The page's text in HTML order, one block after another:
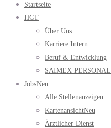
Startseite
HCT
Über Uns
Karriere Intern
Beruf & Entwicklung
SAIMEX PERSONAL
JobsNeu
Alle Stellenanzeigen
KartenansichtNeu
Ärztlicher Dienst